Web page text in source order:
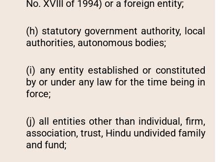
No. XVIII of 1994) or a foreign entity;
(h) statutory government authority, local
authorities, autonomous bodies;
(i) any entity established or constituted
by or under any law for the time being in
force;
(j) all entities other than individual, firm,
association, trust, Hindu undivided family
and fund;